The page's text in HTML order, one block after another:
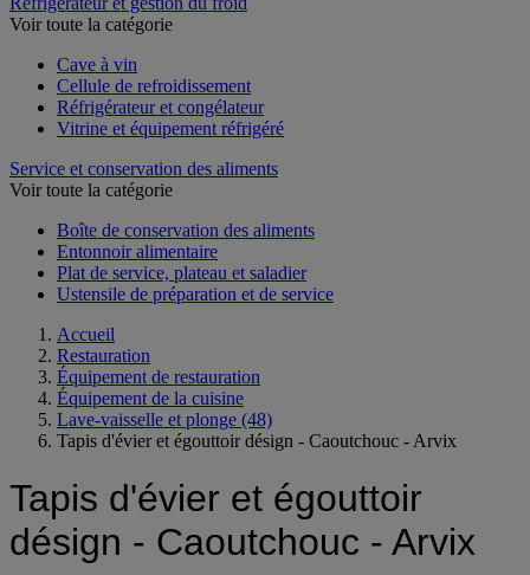
Réfrigérateur et gestion du froid
Cave à vin
Cellule de refroidissement
Réfrigérateur et congélateur
Service et conservation des aliments
Boîte de conservation des aliments
Entonnoir alimentaire
Plat de service, plateau et saladier
Accueil
Restauration
Équipement de restauration
Équipement de la cuisine
Lave-vaisselle et plonge (48)
Tapis d'évier et égouttoir
désign - Caoutchouc - Arvix